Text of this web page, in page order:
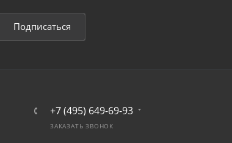
Подписаться
+7 (495) 649-69-93
ЗАКАЗАТЬ ЗВОНОК